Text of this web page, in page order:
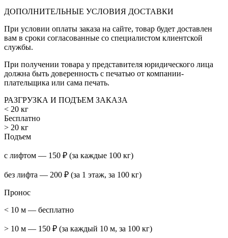
ДОПОЛНИТЕЛЬНЫЕ УСЛОВИЯ ДОСТАВКИ
При условии оплаты заказа на сайте, товар будет доставлен
вам в сроки согласованные со специалистом клиентской
службы.
При получении товара у представителя юридического лица
должна быть доверенность с печатью от компании-
плательщика или сама печать.
РАЗГРУЗКА И ПОДЪЕМ ЗАКАЗА
< 20 кг
Бесплатно
> 20 кг
Подъем
с лифтом — 150 ₽ (за каждые 100 кг)
без лифта — 200 ₽ (за 1 этаж, за 100 кг)
Пронос
< 10 м — бесплатно
> 10 м — 150 ₽ (за каждый 10 м, за 100 кг)